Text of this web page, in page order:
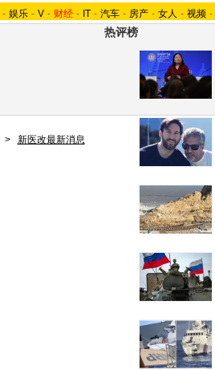
- 娱乐 - V - 财经 - IT - 汽车 - 房产 - 女人 - 视频 -
热评榜
> 新医改最新消息